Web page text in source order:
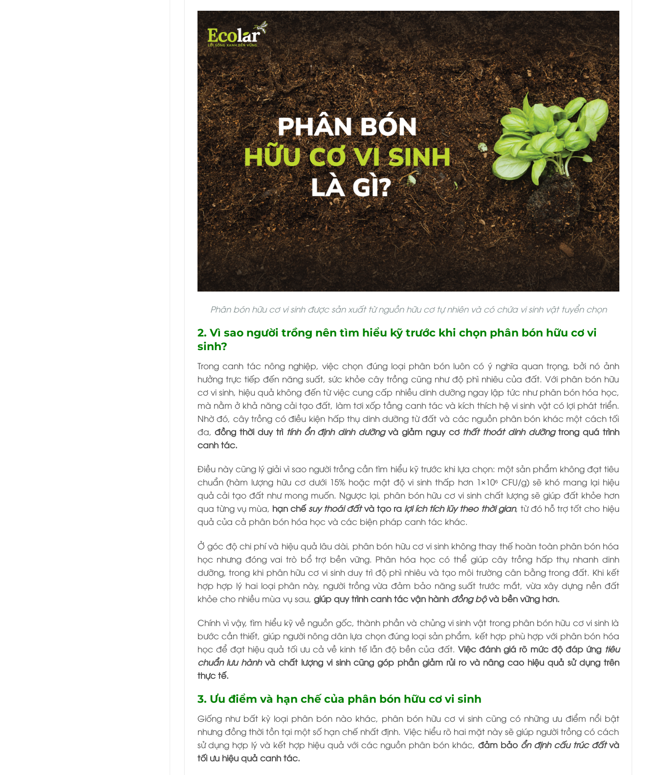
Phân bón hữu cơ vi sinh được sản xuất từ nguồn hữu cơ tự nhiên và có chứa vi sinh vật tuyển chọn
2. Vì sao người trồng nên tìm hiểu kỹ trước khi chọn phân bón hữu cơ vi
sinh?
Trong canh tác nông nghiệp, việc chọn đúng loại phân bón luôn có ý nghĩa quan trọng, bởi nó ảnh
hưởng trực tiếp đến năng suất, sức khỏe cây trồng cũng như độ phì nhiêu của đất. Với phân bón hữu
cơ vi sinh, hiệu quả không đến từ việc cung cấp nhiều dinh dưỡng ngay lập tức như phân bón hóa học,
mà nằm ở khả năng cải tạo đất, làm tơi xốp tầng canh tác và kích thích hệ vi sinh vật có lợi phát triển.
Nhờ đó, cây trồng có điều kiện hấp thụ dinh dưỡng từ đất và các nguồn phân bón khác một cách tối
đa,đồng thời duy trì tính ổn định dinh dưỡngvà giảm nguy cơ thất thoát dinh dưỡngtrong quá trình
canh tác.
Điều này cũng lý giải vì sao người trồng cần tìm hiểu kỹ trước khi lựa chọn: một sản phẩm không đạt tiêu
chuẩn (hàm lượng hữu cơ dưới 15% hoặc mật độ vi sinh thấp hơn 1×10⁶ CFU/g) sẽ khó mang lại hiệu
quả cải tạo đất như mong muốn. Ngược lại, phân bón hữu cơ vi sinh chất lượng sẽ giúp đất khỏe hơn
qua từng vụ mùa, hạn chế suy thoái đấtvà tạo ra lợi ích tích lũy theo thời gian, từ đó hỗ trợ tốt cho hiệu
quả của cả phân bón hóa học và các biện pháp canh tác khác.
Ở góc độ chi phí và hiệu quả lâu dài, phân bón hữu cơ vi sinh không thay thế hoàn toàn phân bón hóa
học nhưng đóng vai trò bổ trợ bền vững. Phân hóa học có thể giúp cây trồng hấp thụ nhanh dinh
dưỡng, trong khi phân hữu cơ vi sinh duy trì độ phì nhiêu và tạo môi trường cân bằng trong đất. Khi kết
hợp hợp lý hai loại phân này, người trồng vừa đảm bảo năng suất trước mắt, vừa xây dựng nền đất
khỏe cho nhiều mùa vụ sau, giúp quy trình canh tác vận hành đồng bộvà bền vững hơn.
Chính vì vậy, tìm hiểu kỹ về nguồn gốc, thành phần và chủng vi sinh vật trong phân bón hữu cơ vi sinh là
bước cần thiết, giúp người nông dân lựa chọn đúng loại sản phẩm, kết hợp phù hợp với phân bón hóa
học để đạt hiệu quả tối ưu cả về kinh tế lẫn độ bền của đất. Việc đánh giá rõ mức độ đáp ứng tiêu
chuẩn lưu hànhvà chất lượng vi sinh cũng góp phần giảm rủi ro và nâng cao hiệu quả sử dụng trên
thực tế.
3. Ưu điểm và hạn chế của phân bón hữu cơ vi sinh
Giống như bất kỳ loại phân bón nào khác, phân bón hữu cơ vi sinh cũng có những ưu điểm nổi bật
nhưng đồng thời tồn tại một số hạn chế nhất định. Việc hiểu rõ hai mặt này sẽ giúp người trồng có cách
sử dụng hợp lý và kết hợp hiệu quả với các nguồn phân bón khác,đảm bảo ổn định cấu trúc đấtvà
tối ưu hiệu quả canh tác.